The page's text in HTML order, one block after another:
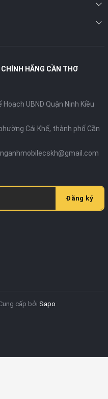
HÃNG CẦN THƠ
UBND Quận Ninh Kiều
Cái Khế, thành phố Cần
Đăng ký
cấp bởi Sapo